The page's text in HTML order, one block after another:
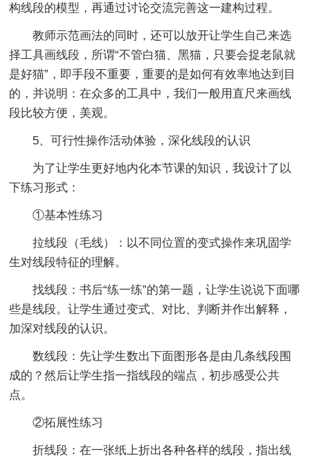
构线段的模型，再通过讨论交流完善这一建构过程。
教师示范画法的同时，还可以放开让学生自己来选
择工具画线段，所谓“不管白猫、黑猫，只要会捉老鼠就
是好猫”，即手段不重要，重要的是如何有效率地达到目
的，并说明：在众多的工具中，我们一般用直尺来画线
段比较方便，美观。
5、可行性操作活动体验，深化线段的认识
为了让学生更好地内化本节课的知识，我设计了以
下练习形式：
①基本性练习
拉线段（毛线）：以不同位置的变式操作来巩固学
生对线段特征的理解。
找线段：书后“练一练”的第一题，让学生说说下面哪
些是线段。让学生通过变式、对比、判断并作出解释，
加深对线段的认识。
数线段：先让学生数出下面图形各是由几条线段围
成的？然后让学生指一指线段的端点，初步感受公共
点。
②拓展性练习
折线段：在一张纸上折出各种各样的线段，指出线